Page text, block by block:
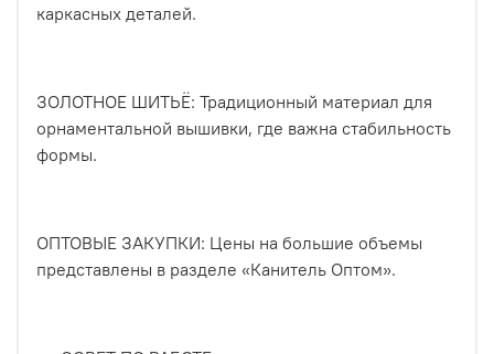
каркасных деталей.
ЗОЛОТНОЕ ШИТЬЁ: Традиционный материал для
орнаментальной вышивки, где важна стабильность
формы.
ОПТОВЫЕ ЗАКУПКИ: Цены на большие объемы
представлены в разделе «Канитель Оптом».